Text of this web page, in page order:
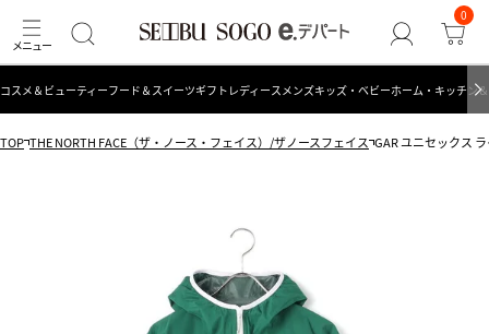
0
コスメ＆ビューティーフード＆スイーツギフト レディース メンズキッズ・ベビーホーム・キッチン
TOP THE NORTH FACE（ザ・ノース・フェイス）/ザノースフェイス GAR ユニセックス